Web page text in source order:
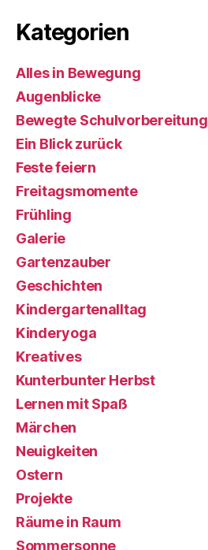
Kategorien
Alles in Bewegung
Augenblicke
Bewegte Schulvorbereitung
Ein Blick zurück
Feste feiern
Freitagsmomente
Frühling
Galerie
Gartenzauber
Geschichten
Kindergartenalltag
Kinderyoga
Kreatives
Kunterbunter Herbst
Lernen mit Spaß
Märchen
Neuigkeiten
Ostern
Projekte
Räume in Raum
Sommersonne